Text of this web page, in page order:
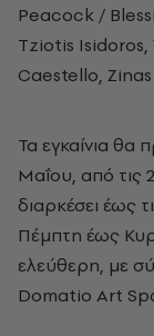
Peacock /
Tziotis Isidoros,
Caestello,
Τα εγκαίνια
Μαΐου, από τις
διαρκέσει έως
Πέμπτη έως
ελεύθερη, με
Domatio Art